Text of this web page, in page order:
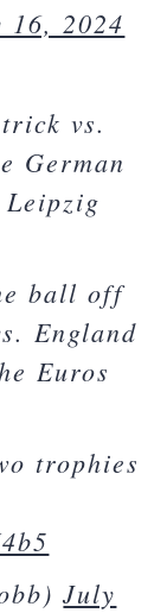
16, 2024
vs.
German
ball off
England
Euros
trophies
July